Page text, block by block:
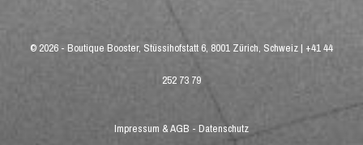
© 2026 - Boutique Booster, Stüssihofstatt 6, 8001 Zürich, Schweiz| +41 44
252 73 79
Impressum & AGB - Datenschutz